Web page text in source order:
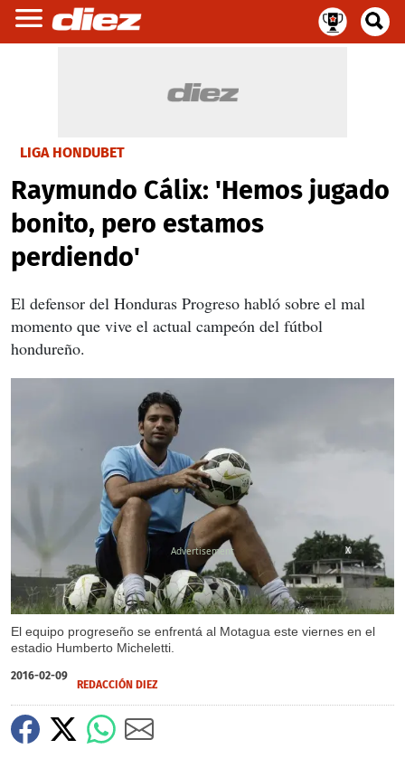
LIGA HONDUBET
Raymundo Cálix: 'Hemos jugado
bonito, pero estamos
perdiendo'
El defensor del Honduras Progreso habló sobre el mal
momento que vive el actual campeón del fútbol
hondureño.
El equipo progreseño se enfrentá al Motagua este viernes en el
estadio Humberto Micheletti.
X
2016-02-09
REDACCIÓN DIEZ